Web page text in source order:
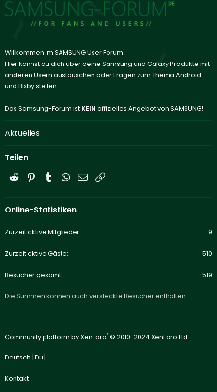
Willkommen im SAMSUNG User Forum!
Hier kannst du dich über deine Samsung und Galaxy Produkte mit
anderen Usern austauschen oder Fragen zum Thema Android
und Bixby stellen.
Das Samsung-Forum ist KEIN offizielles Angebot von SAMSUNG!
Aktuelles
Teilen
Reddit PinterestTumblrWhatsApp
E-Mail
Online-Statistiken
Zurzeit aktive Mitglieder 9
Zurzeit aktive Gäste 510
Besucher gesamt 519
Die Summen können auch versteckte Besucher enthalten.
Community platform by XenForo® © 2010-2024 XenForo Ltd.
Deutsch [Du]
Kontakt